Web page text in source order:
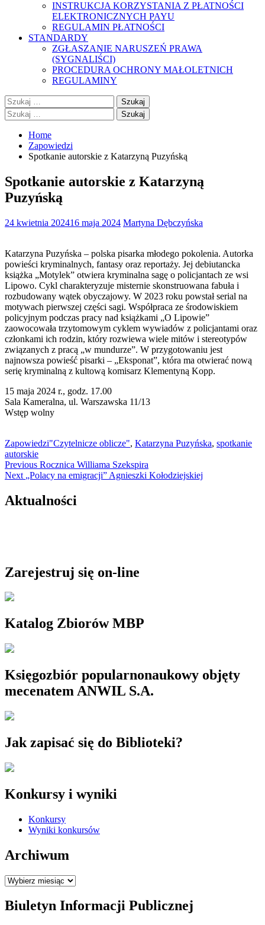
INSTRUKCJA KORZYSTANIA Z PŁATNOŚCI
ELEKTRONICZNYCH PAYU
REGULAMIN PŁATNOŚCI
STANDARDY
ZGŁASZANIE NARUSZEŃ PRAWA
(SYGNALIŚCI)
PROCEDURA OCHRONY MAŁOLETNICH
REGULAMINY
Szukaj:
Szukaj:
Home
Zapowiedzi
Spotkanie autorskie z Katarzyną Puzyńską
Spotkanie autorskie z Katarzyną
Puzyńską
24 kwietnia 202416 maja 2024 Martyna Dębczyńska
Katarzyna Puzyńska – polska pisarka młodego pokolenia. Autorka
powieści kryminalnych, fantasy oraz reportaży. Jej debiutancka
książka „Motylek” otwiera kryminalna sagę o policjantach ze wsi
Lipowo. Cykl charakteryzuje misternie skonstruowana fabuła i
rozbudowany wątek obyczajowy. W 2023 roku powstał serial na
motywach pierwszej części sagi. Współpraca ze środowiskiem
policyjnym podczas pracy nad książkami „O Lipowie”
zaowocowała trzytomowym cyklem wywiadów z policjantami oraz
członkami ich rodzin, który rozwiewa wiele mitów i stereotypów
związanych z pracą „w mundurze”. W przygotowaniu jest
najnowsza powieść pisarki – „Eksponat”, która ma otwierać nową
serię kryminalną z kultową komisarz Klementyną Kopp.
15 maja 2024 r., godz. 17.00
Sala Kameralna, ul. Warszawska 11/13
Wstęp wolny
Zapowiedzi"Czytelnicze oblicze", Katarzyna Puzyńska, spotkanie
autorskie
Nawigacja
wpisu
Previous Previous
post:
Rocznica Williama Szekspira
Next
Next
„Polacy na emigracji” Agnieszki Kołodziejskiej
Aktualności
Zarejestruj się on-line
Katalog Zbiorów MBP
Księgozbiór popularnonaukowy objęty
mecenatem ANWIL S.A.
Jak zapisać się do Biblioteki?
Konkursy i wyniki
Konkursy
Wyniki konkursów
Archiwum
Archiwum
Biuletyn Informacji Publicznej